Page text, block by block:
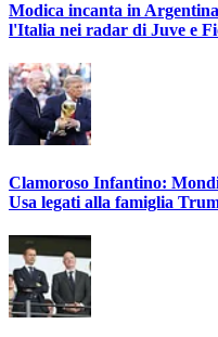
Modica incanta in
l'Italia nei radar di Juve e
Clamoroso Infantino:
Usa legati alla famiglia